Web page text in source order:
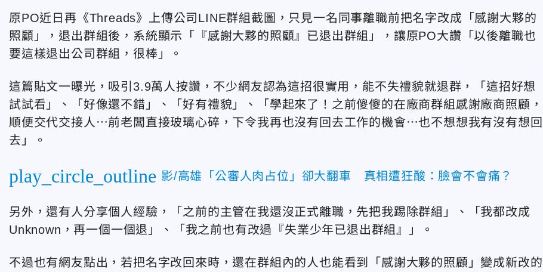
原PO近日再《Threads》上傳公司LINE群組截圖，只見一名同事離職前把名字改成「感謝大夥的
照顧」，退出群組後，系統顯示「『感謝大夥的照顧』已退出群組」，讓原PO大讚「以後離職也
要這樣退出公司群組，很棒」。
這篇貼文一曝光，吸引3.9萬人按讚，不少網友認為這招很實用，能不失禮貌就退群，「這招好想
試試看」、「好像還不錯」、「好有禮貌」、「學起來了！之前傻傻的在廠商群組感謝廠商照顧，
順便交代交接人⋯前老闆直接玻璃心碎，下令我再也沒有回去工作的機會⋯也不想想我有沒有想回
去」。
play_circle_outline 影/高雄「公審人肉占位」卻大翻車 真相遭狂酸：臉會不會痛？
另外，還有人分享個人經驗，「之前的主管在我還沒正式離職，先把我踢除群組」、「我都改成
Unknown，再一個一個退」、「我之前也有改過『失業少年已退出群組』」。
不過也有網友點出，若把名字改回來時，還在群組內的人也能看到「感謝大夥的照顧」變成新改的